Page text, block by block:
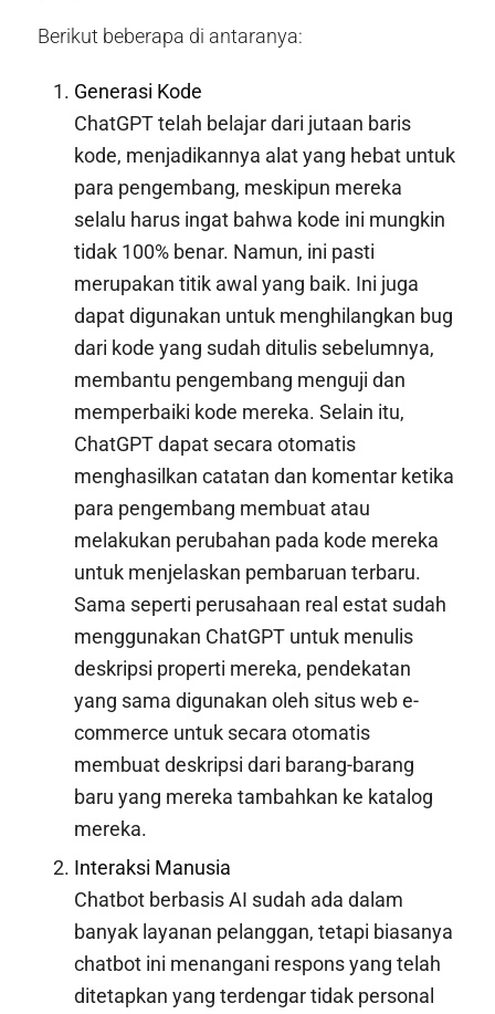
Berikut beberapa di antaranya:
Generasi Kode
ChatGPT telah belajar dari jutaan baris
kode, menjadikannya alat yang hebat untuk
para pengembang, meskipun mereka
selalu harus ingat bahwa kode ini mungkin
tidak 100% benar. Namun, ini pasti
merupakan titik awal yang baik. Ini juga
dapat digunakan untuk menghilangkan bug
dari kode yang sudah ditulis sebelumnya,
membantu pengembang menguji dan
memperbaiki kode mereka. Selain itu,
ChatGPT dapat secara otomatis
menghasilkan catatan dan komentar ketika
para pengembang membuat atau
melakukan perubahan pada kode mereka
untuk menjelaskan pembaruan terbaru.
Sama seperti perusahaan real estat sudah
menggunakan ChatGPT untuk menulis
deskripsi properti mereka, pendekatan
yang sama digunakan oleh situs web e-
commerce untuk secara otomatis
membuat deskripsi dari barang-barang
baru yang mereka tambahkan ke katalog
mereka.
Interaksi Manusia
Chatbot berbasis AI sudah ada dalam
banyak layanan pelanggan, tetapi biasanya
chatbot ini menangani respons yang telah
ditetapkan yang terdengar tidak personal